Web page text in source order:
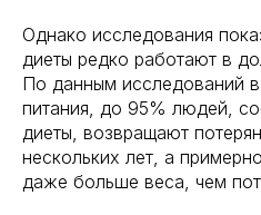
Однако исследования
диеты редко работают в
По данным исследований
питания, до 95% людей,
диеты, возвращают
нескольких лет, а
даже больше веса, чем